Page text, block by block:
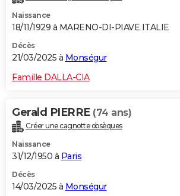
Naissance
18/11/1929 à MARENO-DI-PIAVE ITALIE
Décès
21/03/2025 à Monségur
Famille DALLA-CIA
Gerald PIERRE (74 ans)
Créer une cagnotte obsèques
Naissance
31/12/1950 à Paris
Décès
14/03/2025 à Monségur